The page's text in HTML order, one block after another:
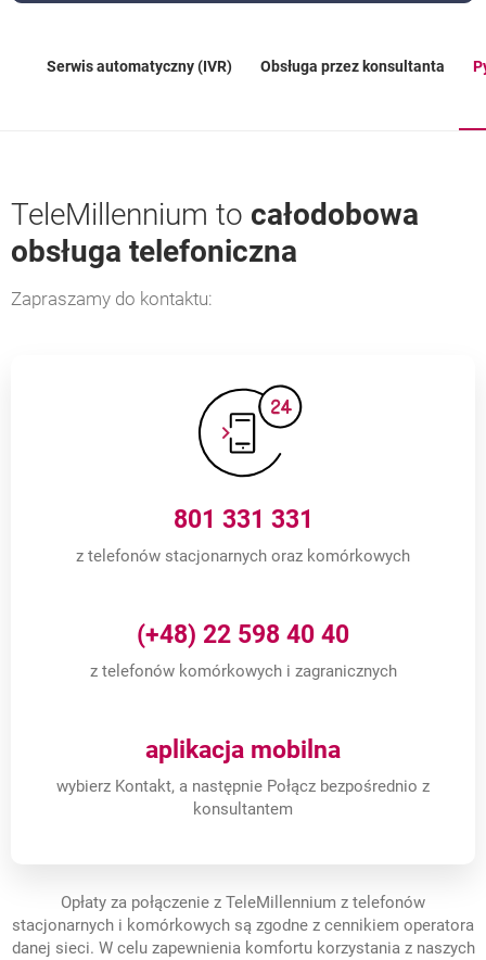
Serwis automatyczny (IVR) Obsługa przez konsultanta
TeleMillennium to całodobowa
obsługa telefoniczna
Zapraszamy do kontaktu:
801 331 331
z telefonów stacjonarnych oraz komórkowych
(+48) 22 598 40 40
z telefonów komórkowych i zagranicznych
aplikacja mobilna
wybierz Kontakt, a następnie Połącz bezpośrednio z
konsultantem
Opłaty za połączenie z TeleMillennium z telefonów
stacjonarnych i komórkowych są zgodne z cennikiem operatora
danej sieci. W celu zapewnienia komfortu korzystania z naszych